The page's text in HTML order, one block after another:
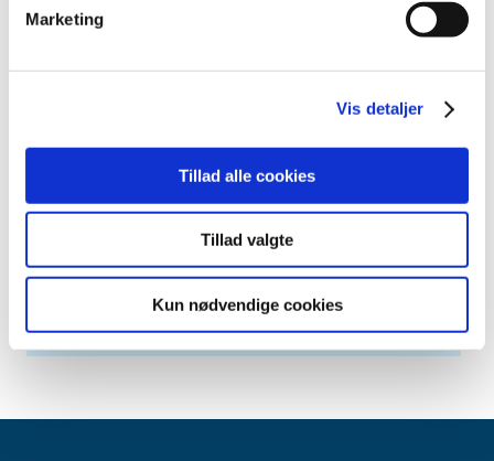
Marketing
Vis detaljer
Tillad alle cookies
Tillad valgte
Kun nødvendige cookies
marts (10)
januar (2)